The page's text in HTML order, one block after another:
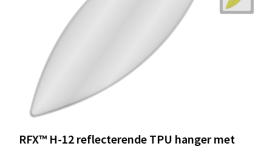
RFX™ H-12 reflecterende TPU hanger met